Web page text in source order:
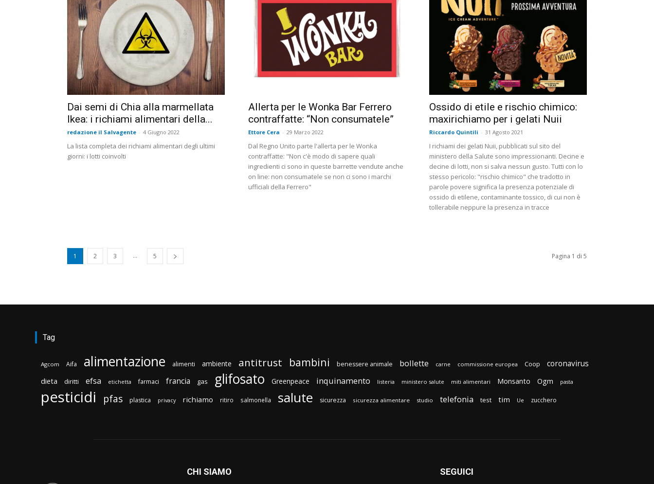
Dai semi di Chia alla marmellata
Ikea: i richiami alimentari della...
redazione il Salvagente - 4 Giugno 2022
La lista completa dei richiami alimentari degli ultimi
giorni: i lotti coinvolti
Allerta per le Wonka Bar Ferrero
contraffatte: “Non consumatele”
Ettore Cera - 29 Marzo 2022
Dal Regno Unito parte l'allerta per le Wonka
contraffatte: "Non c'è modo di sapere quali
ingredienti ci sono in queste barrette vendute anche
on line: non consumatele se non ci sono i marchi
ufficiali della Ferrero"
Ossido di etile e rischio chimico:
maxirichiamo per i gelati Nuii
Riccardo Quintili - 31 Agosto 2021
I richiami dei gelati Nuii, pubblicati sul sito del
ministero della Salute sono impressionanti. Decine e
decine di lotti, non si salva nessun gusto. Tutti con lo
stesso pericolo: "rischio chimico" che tradotto in
parole povere significa la presenza potenziale di
ossido di etilene, contaminante tossico, di cui non è
tollerabile neppure la presenza in tracce
1 2 3 ... 5 Pagina 1 di 5
Tag
Agcom Aifa alimentazione alimenti ambiente antitrust bambini benessere animale bollette carne commissione europea Coop coronavirus
dieta diritti efsa etichetta farmaci francia gas glifosato Greenpeace inquinamento listeria ministero salute miti alimentari Monsanto Ogm pasta
pesticidi pfas plastica privacy richiamo ritiro salmonella salute sicurezza sicurezza alimentare studio telefonia test tim Ue zucchero
CHI SIAMO SEGUICI